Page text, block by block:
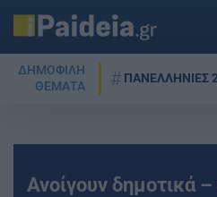
ΔΗΜΟΦΙΛΗ
ΘΕΜΑΤΑ
ΠΑΝΕΛΛΗΝΙΕΣ
Ανοίγουν δημοτικά –